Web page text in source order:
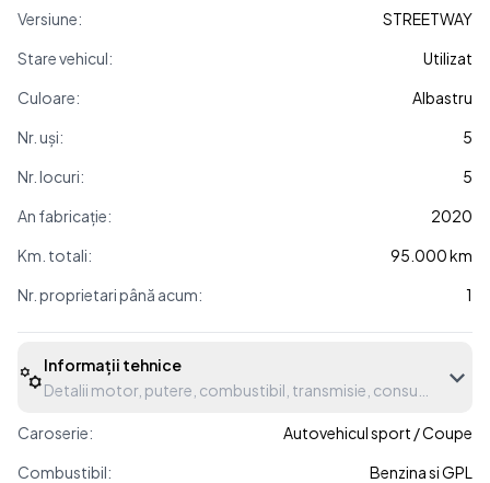
Versiune:
STREETWAY
Stare vehicul:
Utilizat
Culoare:
Albastru
Nr. uși:
5
Nr. locuri:
5
An fabricație:
2020
Km. totali:
95.000 km
Nr. proprietari până acum:
1
Informații tehnice
Detalii motor, putere, combustibil, transmisie, consum etc.
Caroserie:
Autovehicul sport / Coupe
Combustibil:
Benzina si GPL